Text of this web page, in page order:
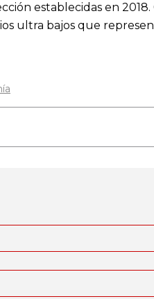
establecidas en
ultra bajos que